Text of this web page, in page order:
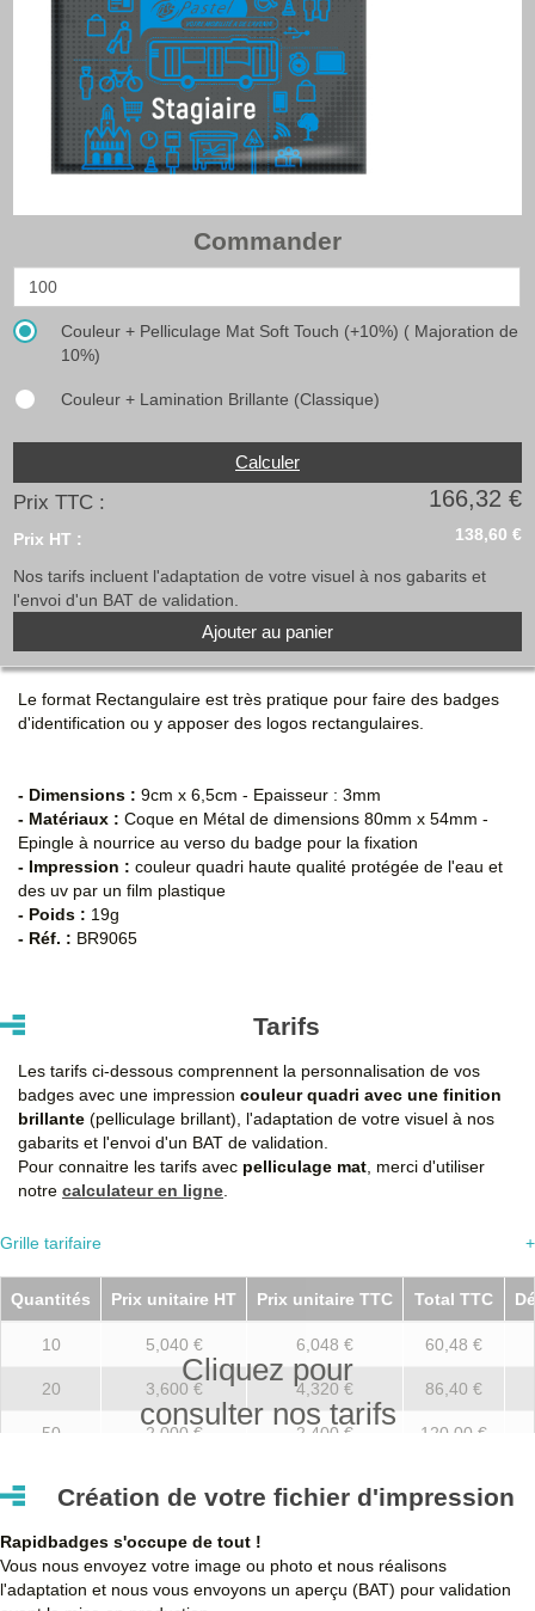
Commander
Couleur + Pelliculage Mat Soft Touch (+10%) ( Majoration de
10%)
Couleur + Lamination Brillante (Classique)
Calculer
Prix TTC : 166,32 €
Prix HT : 138,60 €
Nos tarifs incluent l'adaptation de votre visuel à nos gabarits et
l'envoi d'un BAT de validation.
Ajouter au panier
Le format Rectangulaire est très pratique pour faire des badges
d'identification ou y apposer des logos rectangulaires.
- Dimensions : 9cm x 6,5cm - Epaisseur : 3mm
- Matériaux : Coque en Métal de dimensions 80mm x 54mm -
Epingle à nourrice au verso du badge pour la fixation
- Impression : couleur quadri haute qualité protégée de l'eau et
des uv par un film plastique
- Poids : 19g
- Réf. : BR9065
Tarifs
Les tarifs ci-dessous comprennent la personnalisation de vos
badges avec une impression couleur quadri avec une finition
brillante (pelliculage brillant), l'adaptation de votre visuel à nos
gabarits et l'envoi d'un BAT de validation.
Pour connaitre les tarifs avec pelliculage mat , merci d'utiliser
notre calculateur en ligne
Grille tarifaire +
Cliquez pour
consulter nos tarifs
Quantités Prix unitaire HT Prix unitaire TTC Total TTC
10 5,040 € 6,048 € 60,48 €
20 3,600 € 4,320 € 86,40 €
50 2,000 € 2,400 € 120,00 €
500 0,800 € 0,960 € 480,00 €
Création de votre fichier d'impression
Rapidbadges s'occupe de tout !
Vous nous envoyez votre image ou photo et nous réalisons
l'adaptation et nous vous envoyons un aperçu (BAT) pour validation